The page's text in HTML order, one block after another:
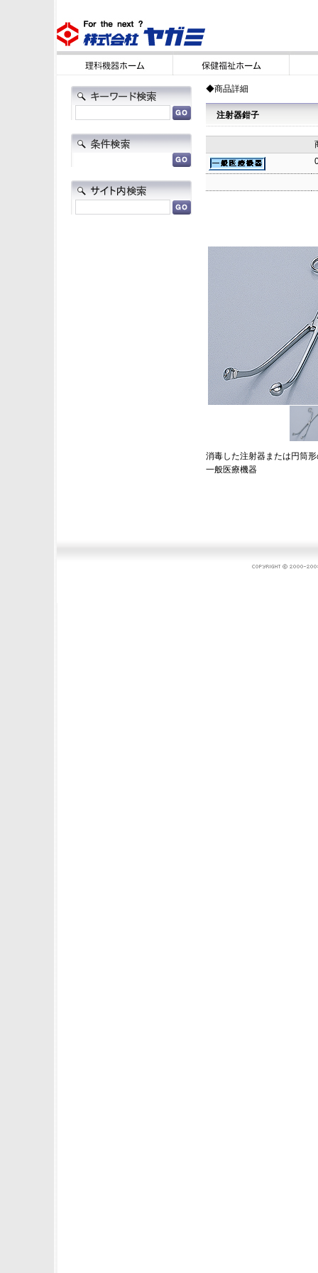
◆商品詳細
注射器鉗子
消毒した注射器または円筒
一般医療機器